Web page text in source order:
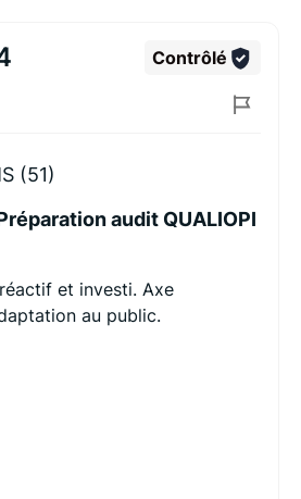
Contrôlé
(51)
audit QUALIOPI
et investi. Axe
au public.